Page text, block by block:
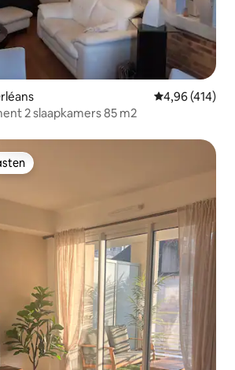
Gemiddelde
4,96 (414)
2 slaapkamers 85 m2